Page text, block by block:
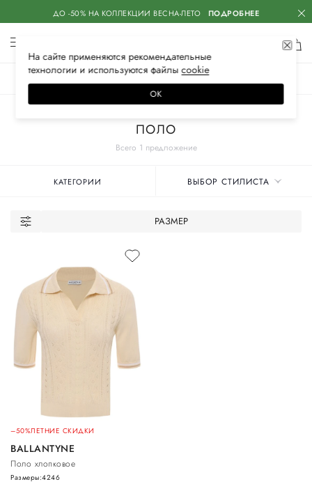
ДО -50% НА КОЛЛЕКЦИИ ВЕСНА-ЛЕТО ПОДРОБНЕЕ
Всего 1 предложение
ПОЛО
КАТЕГОРИИ ВЫБОР СТИЛИСТА
РАЗМЕР
–50%ЛЕТНИЕ СКИДКИ
BALLANTYNE
Поло хлопковое
Размеры:4246
На сайте применяются рекомендательные
технологии и используются файлысооkiе
ОК